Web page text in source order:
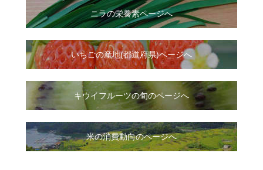
ニラの栄養素ページへ
いちごの産地(都道府県)ページへ
キウイフルーツの旬のページへ
米の消費動向のページへ